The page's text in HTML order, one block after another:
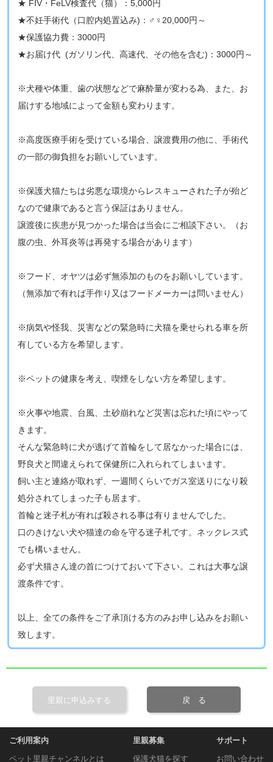
★ FIV・FeLV検査代（猫）：5,000円
★不妊手術代（口腔内処置込み)：♂♀20,000円～
★保護協力費：3000円
★お届け代 (ガソリン代、高速代、その他を含む)：3000円～
※犬種や体重、歯の状態などで麻酔量が変わる為、また、お
届けする地域によって金額も変わります。
※高度医療手術を受けている場合、譲渡費用の他に、手術代
の一部の御負担をお願いしています。
※保護犬猫たちは劣悪な環境からレスキューされた子が殆ど
なので健康であると言う保証はありません。
譲渡後に疾患が見つかった場合は当会にご相談下さい。​（お
腹の虫、外耳炎等は再発する場合があります）
​※フード、オヤツは必ず無添加のものをお願いしています。
（無添加で有れば手作り又はフードメーカーは問いません）
※病気や怪我、災害などの緊急時に犬猫を乗せられる車を所
有している方を希望します。
​​※ペットの健康を考え、喫煙をしない方を希望します。
※火事や地震、台風、土砂崩れなど災害は忘れた頃にやって
きます。
そんな緊急時に犬が逃げて首輪をして居なかった場合には、
野良犬と間違えられて保健所に入れられてしまいます。
飼い主と連絡が取れず、一週間くらいでガス室送りになり殺
処分されてしまった子も居ます。
首輪と迷子札が有れば殺される事は有りませんでした。
口のきけない犬や猫達の命を守る迷子札です。ネックレス式
でも構いません。
必ず犬猫さん達の首につけておいて下さい。これは大事な譲
渡条件です。
以上、全ての条件をご了承頂ける方のみお申し込みをお願い
致します​。
里親に申込みする 戻 る
ご利用案内
ペット里親チャンネルとは
里親募集
保護犬猫を探す
サポート
お問い合わせ